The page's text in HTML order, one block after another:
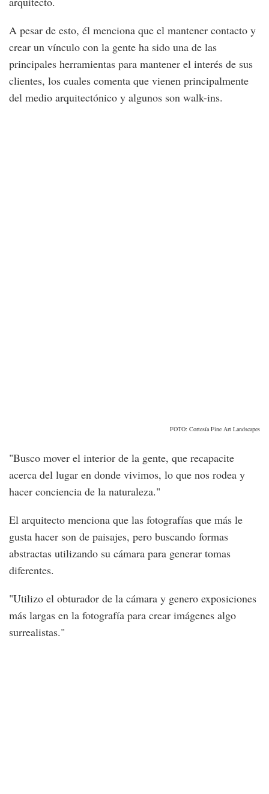
A pesar de esto, él menciona que el mantener contacto y
crear un vínculo con la gente ha sido una de las
principales herramientas para mantener el interés de sus
clientes, los cuales comenta que vienen principalmente
del medio arquitectónico y algunos son walk-ins.
FOTO: Cortesía Fine Art Landscapes
"Busco mover el interior de la gente, que recapacite
acerca del lugar en donde vivimos, lo que nos rodea y
hacer conciencia de la naturaleza."
El arquitecto menciona que las fotografías que más le
gusta hacer son de paisajes, pero buscando formas
abstractas utilizando su cámara para generar tomas
diferentes.
"Utilizo el obturador de la cámara y genero exposiciones
más largas en la fotografía para crear imágenes algo
surrealistas."